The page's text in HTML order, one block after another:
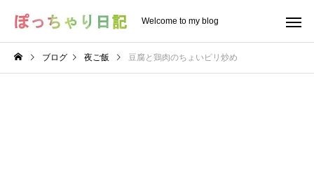
Welcome to my blog
ブログ 夜ご飯 豆腐と鶏肉のちょいピリ炒め